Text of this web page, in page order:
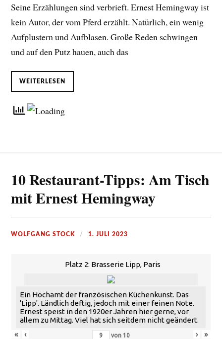
Seine Erzählungen sind verbrieft. Ernest Hemingway ist
kein Autor, der vom Pferd erzählt. Natürlich, ein wenig
Aufplustern und Aufblasen. Große Reden schwingen
und auf den Putz hauen, auch das
WEITERLESEN
10 Restaurant-Tipps: Am Tisch
mit Ernest Hemingway
WOLFGANG STOCK 1. JULI 2023
Platz 2: Brasserie Lipp, Paris
Ein Hochamt der französischen Küchenkunst. Das
'Lipp'. Ländlich deftig, jedoch mit einer feinen Note.
Ernest speist in den 1920er Jahren hier gerne, vor
allem zu Mittag. Viel hat sich seitdem nicht geändert.
«
‹ von 10 › »